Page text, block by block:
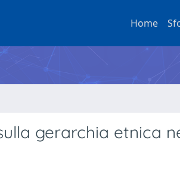
Home
gerarchia etnica